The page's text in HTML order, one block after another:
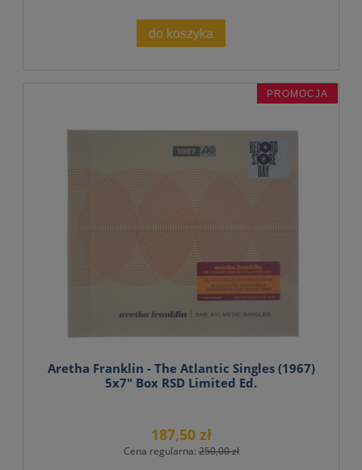
do koszyka
Aretha Franklin - The Atlantic Singles (1967)
5x7" Box RSD Limited Ed.
187,50 zł
Cena regularna:250,00 zł
PROMOCJA